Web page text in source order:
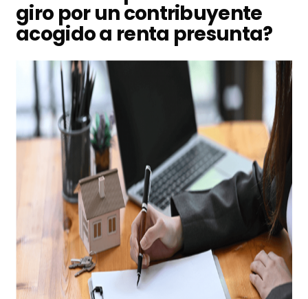
giro por un contribuyente
acogido a renta presunta?